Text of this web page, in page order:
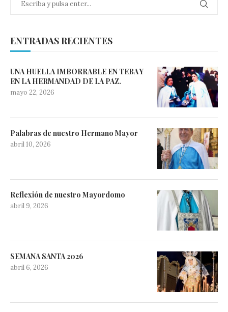
ENTRADAS RECIENTES
UNA HUELLA IMBORRABLE EN TEBA Y
EN LA HERMANDAD DE LA PAZ.
mayo 22, 2026
Palabras de nuestro Hermano Mayor
abril 10, 2026
Reflexión de nuestro Mayordomo
abril 9, 2026
SEMANA SANTA 2026
abril 6, 2026